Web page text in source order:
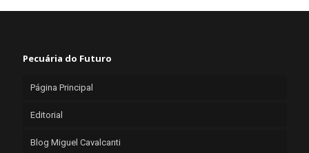
Pecuária do Futuro
Página Principal
Editorial
Blog Miguel Cavalcanti